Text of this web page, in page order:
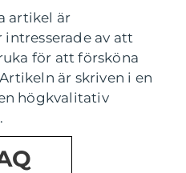
artikel är
av att
för att försköna
är skriven i en
högkvalitativ